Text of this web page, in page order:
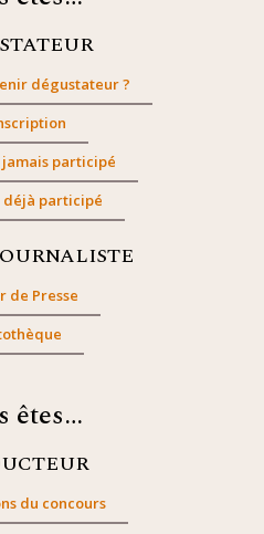
dégustateur ?
jamais participé
déjà participé
de Presse
êtes…
du concours